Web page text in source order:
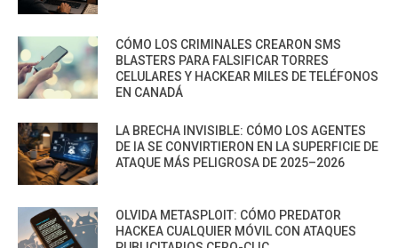
CÓMO LOS CRIMINALES CREARON SMS
BLASTERS PARA FALSIFICAR TORRES
CELULARES Y HACKEAR MILES DE TELÉFONOS
EN CANADÁ
LA BRECHA INVISIBLE: CÓMO LOS AGENTES
DE IA SE CONVIRTIERON EN LA SUPERFICIE DE
ATAQUE MÁS PELIGROSA DE 2025–2026
OLVIDA METASPLOIT: CÓMO PREDATOR
HACKEA CUALQUIER MÓVIL CON ATAQUES